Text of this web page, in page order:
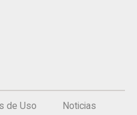
de Uso Noticias